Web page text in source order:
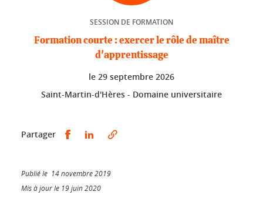
SESSION DE FORMATION
Formation courte : exercer le rôle de maître
d'apprentissage
le 29 septembre 2026
Saint-Martin-d'Hères - Domaine universitaire
Partager Partager sur Facebook
Partager sur LinkedIn
Publié le 14 novembre 2019
Mis à jour le 19 juin 2020